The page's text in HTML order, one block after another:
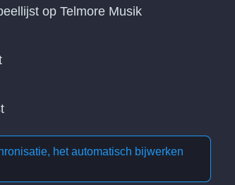
op Telmore Musik
het automatisch bijwerken